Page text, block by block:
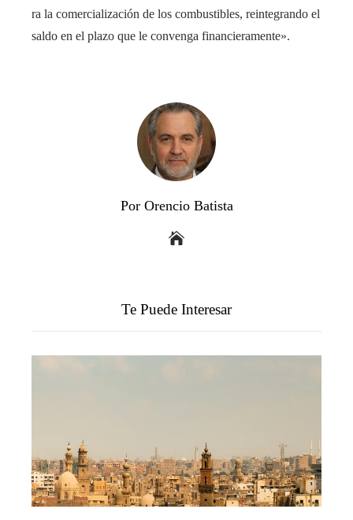
ra la comercialización de los combustibles, reintegrando el
saldo en el plazo que le convenga financieramente».
Por Orencio Batista
Te Puede Interesar